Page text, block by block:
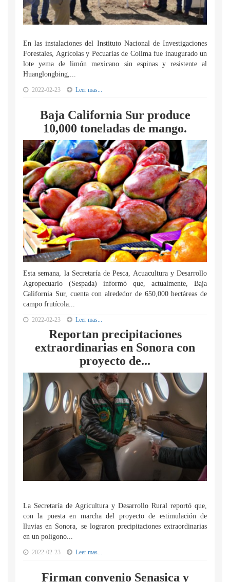
En las instalaciones del Instituto Nacional de Investigaciones
Forestales, Agrícolas y Pecuarias de Colima fue inaugurado un
lote yema de limón mexicano sin espinas y resistente al
Huanglongbing,...
2022-02-23 Leer mas...
Baja California Sur produce
10,000 toneladas de mango.
Esta semana, la Secretaría de Pesca, Acuacultura y Desarrollo
Agropecuario (Sespada) informó que, actualmente, Baja
California Sur, cuenta con alrededor de 650,000 hectáreas de
campo frutícola...
2022-02-23 Leer mas...
Reportan precipitaciones
extraordinarias en Sonora con
proyecto de...
La Secretaría de Agricultura y Desarrollo Rural reportó que,
con la puesta en marcha del proyecto de estimulación de
lluvias en Sonora, se lograron precipitaciones extraordinarias
en un polígono...
2022-02-23 Leer mas...
Firman convenio Senasica y